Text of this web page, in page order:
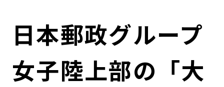
コンプライアンス
ガバナンス
個人投資家のみなさまへ
株式情報
担当役員メッセージ
サステナビリティマネジメント
日本郵政グループ
女子陸上部の「大